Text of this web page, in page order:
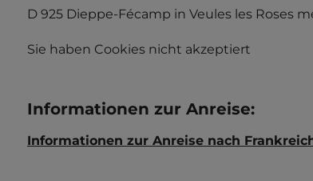
D 925 Dieppe-Fécamp in Veules les Roses
Sie haben Cookies nicht akzeptiert
Informationen zur Anreise:
Informationen zur Anreise nach